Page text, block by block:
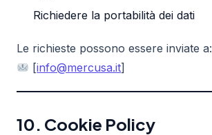
Richiedere la portabilità dei dati
Le richieste possono essere inviate a:
[info@mercusa.it]
10. Cookie Policy